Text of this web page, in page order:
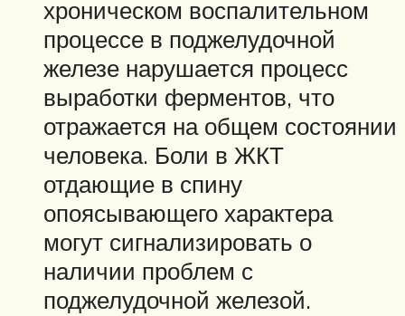
хроническом воспалительном
процессе в поджелудочной
железе нарушается процесс
выработки ферментов, что
отражается на общем состоянии
человека. Боли в ЖКТ
отдающие в спину
опоясывающего характера
могут сигнализировать о
наличии проблем с
поджелудочной железой.